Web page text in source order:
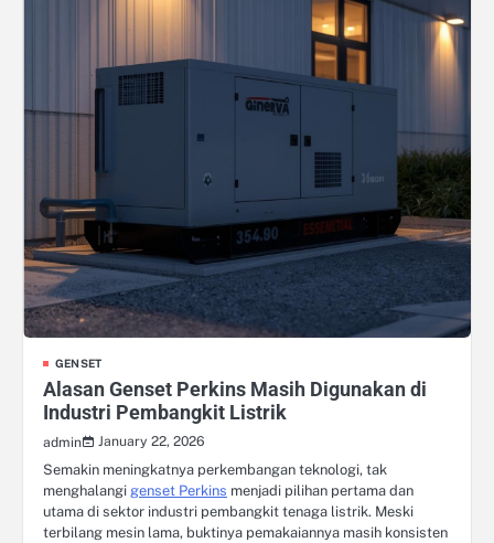
GENSET
Alasan Genset Perkins Masih Digunakan di
Industri Pembangkit Listrik
admin
January 22, 2026
Semakin meningkatnya perkembangan teknologi, tak
menghalangi genset Perkins menjadi pilihan pertama dan
utama di sektor industri pembangkit tenaga listrik. Meski
terbilang mesin lama, buktinya pemakaiannya masih konsisten